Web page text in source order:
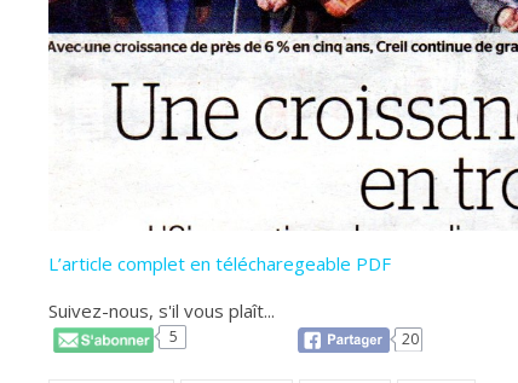
L’article complet en télécharegeable PDF
Suivez-nous, s'il vous plaît...
5 20